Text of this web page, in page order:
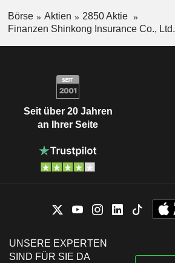
Börse Aktien
2850 Aktie
Finanzen Shinkong Insurance Co., Ltd.
Seit über 20 Jahren
an Ihrer Seite
UNSERE EXPERTEN
SIND FÜR SIE DA